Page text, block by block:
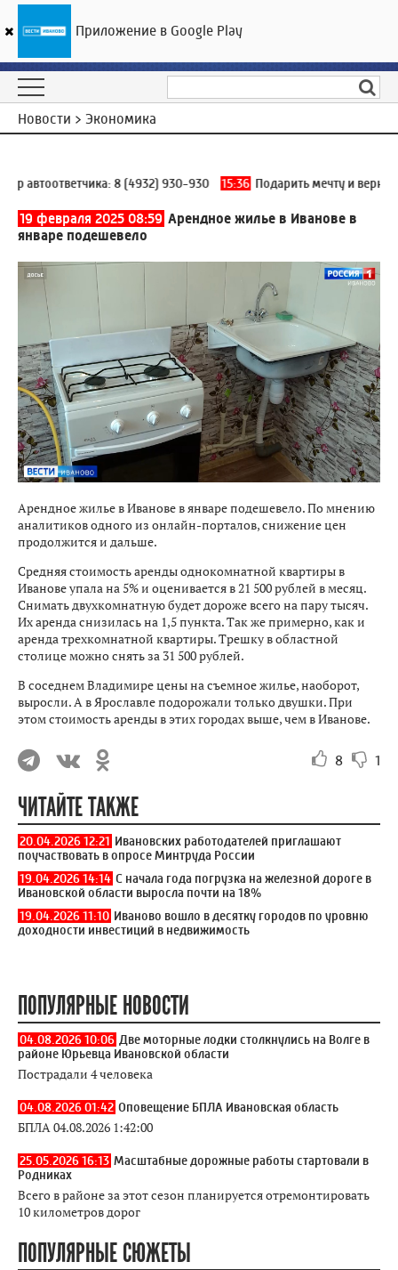
ГТРК «Ивтелерадио»
Новости > Экономика
8 (4932) 930-930 15:36 Подарить мечту и вернуть
19 февраля 2025 08:59 Арендное жилье в Иванове в
январе подешевело
Арендное жилье в Иванове в январе подешевело. По мнению
аналитиков одного из онлайн-порталов, снижение цен
продолжится и дальше.
Средняя стоимость аренды однокомнатной квартиры в
Иванове упала на 5% и оценивается в 21 500 рублей в месяц.
Снимать двухкомнатную будет дороже всего на пару тысяч.
Их аренда снизилась на 1,5 пункта. Так же примерно, как и
аренда трехкомнатной квартиры. Трешку в областной
столице можно снять за 31 500 рублей.
В соседнем Владимире цены на съемное жилье, наоборот,
выросли. А в Ярославле подорожали только двушки. При
этом стоимость аренды в этих городах выше, чем в Иванове.
8 1
ЧИТАЙТЕ ТАКЖЕ
20.04.2026 12:21 Ивановских работодателей приглашают
поучаствовать в опросе Минтруда России
19.04.2026 14:14 С начала года погрузка на железной дороге в
Ивановской области выросла почти на 18%
19.04.2026 11:10 Иваново вошло в десятку городов по уровню
доходности инвестиций в недвижимость
ПОПУЛЯРНЫЕ НОВОСТИ
04.08.2026 10:06 Две моторные лодки столкнулись на Волге в
районе Юрьевца Ивановской области
Пострадали 4 человека
04.08.2026 01:42 Оповещение БПЛА Ивановская область
БПЛА 04.08.2026 1:42:00
25.05.2026 16:13 Масштабные дорожные работы стартовали в
Родниках
Всего в районе за этот сезон планируется отремонтировать
10 километров дорог
ПОПУЛЯРНЫЕ СЮЖЕТЫ
Приложение в Google Play